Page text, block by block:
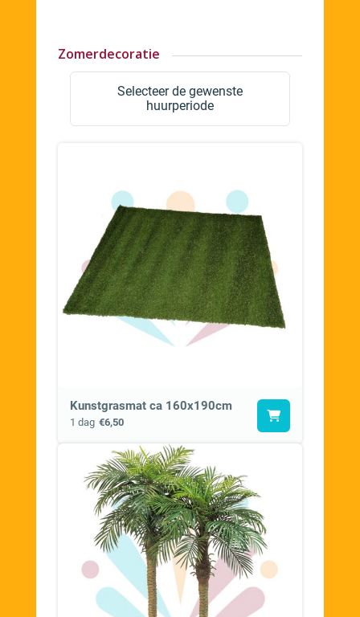
Zomerdecoratie
Selecteer de gewenste
huurperiode
Kunstgrasmat ca 160x190cm
1 dag €6,50